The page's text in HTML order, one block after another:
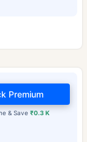
& Save₹0.3 K
Premium